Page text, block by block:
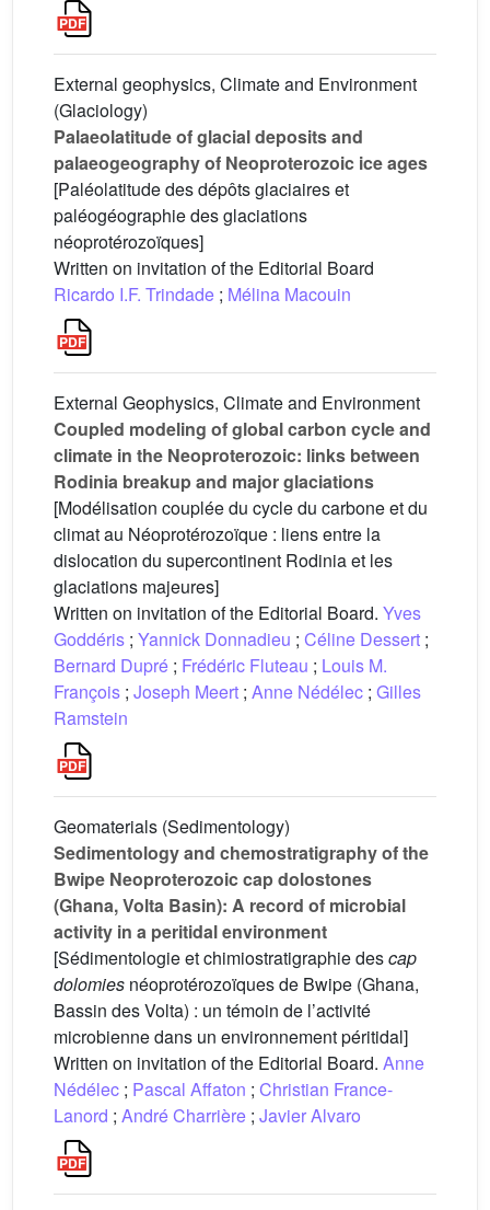
External geophysics, Climate and Environment
(Glaciology)
Palaeolatitude of glacial deposits and
palaeogeography of Neoproterozoic ice ages
[Paléolatitude des dépôts glaciaires et
paléogéographie des glaciations
néoprotérozoïques]
Written on invitation of the Editorial Board
Ricardo I.F. Trindade ; Mélina Macouin
External Geophysics, Climate and Environment
Coupled modeling of global carbon cycle and
climate in the Neoproterozoic: links between
Rodinia breakup and major glaciations
[Modélisation couplée du cycle du carbone et du
climat au Néoprotérozoïque : liens entre la
dislocation du supercontinent Rodinia et les
glaciations majeures]
Written on invitation of the Editorial Board. Yves
Goddéris ; Yannick Donnadieu ; Céline Dessert ;
Bernard Dupré ; Frédéric Fluteau ; Louis M.
François ; Joseph Meert ; Anne Nédélec ; Gilles
Ramstein
Geomaterials (Sedimentology)
Sedimentology and chemostratigraphy of the
Bwipe Neoproterozoic cap dolostones
(Ghana, Volta Basin): A record of microbial
activity in a peritidal environment
[Sédimentologie et chimiostratigraphie descap
dolomies néoprotérozoïques de Bwipe (Ghana,
Bassin des Volta) : un témoin de l’activité
microbienne dans un environnement péritidal]
Written on invitation of the Editorial Board. Anne
Nédélec ; Pascal Affaton ; Christian France-
Lanord ; André Charrière ; Javier Alvaro